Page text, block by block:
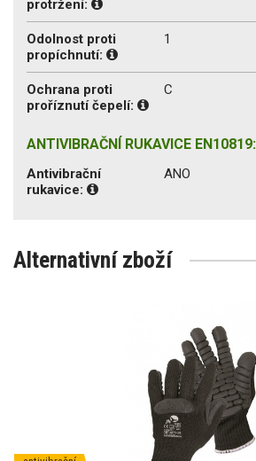
protržení:
Odolnost proti
propíchnutí:
1
Ochrana proti
proříznutí čepelí:
C
ANTIVIBRAČNÍ RUKAVICE EN10819:
Antivibrační
rukavice:
ANO
Alternativní zboží